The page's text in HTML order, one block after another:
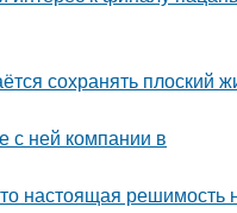
сохранять плоский
с ней компании в
настоящая решимость